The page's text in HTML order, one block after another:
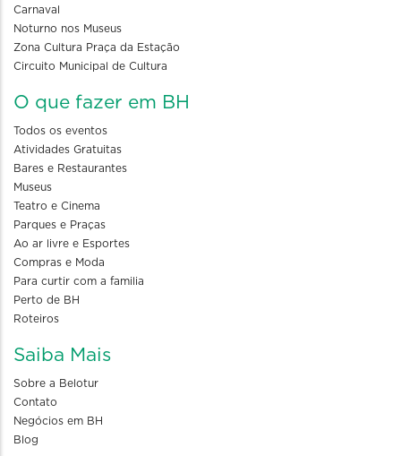
Carnaval
Noturno nos Museus
Zona Cultura Praça da Estação
Circuito Municipal de Cultura
O que fazer em BH
Todos os eventos
Atividades Gratuitas
Bares e Restaurantes
Museus
Teatro e Cinema
Parques e Praças
Ao ar livre e Esportes
Compras e Moda
Para curtir com a familia
Perto de BH
Roteiros
Saiba Mais
Sobre a Belotur
Contato
Negócios em BH
Blog